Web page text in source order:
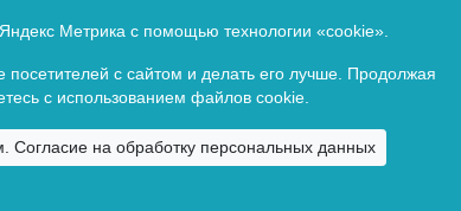
Метрика с помощью технологии «cookie».
посетителей с сайтом и делать его лучше. Продолжая
с использованием файлов cookie.
см. Согласие на обработку персональных данных
по надзору в сфере связи, информационных
Байкальский государственный университет